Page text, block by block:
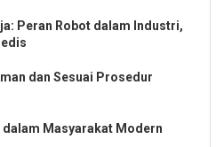
Peran Robot dalam Industri,
dan Sesuai Prosedur
dalam Masyarakat Modern